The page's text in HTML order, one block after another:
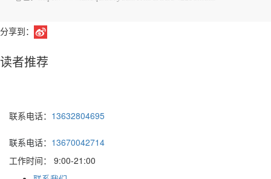
分享到：
读者推荐
联系电话： 13632804695
联系电话： 13670042714
工作时间：
9:00-21:00